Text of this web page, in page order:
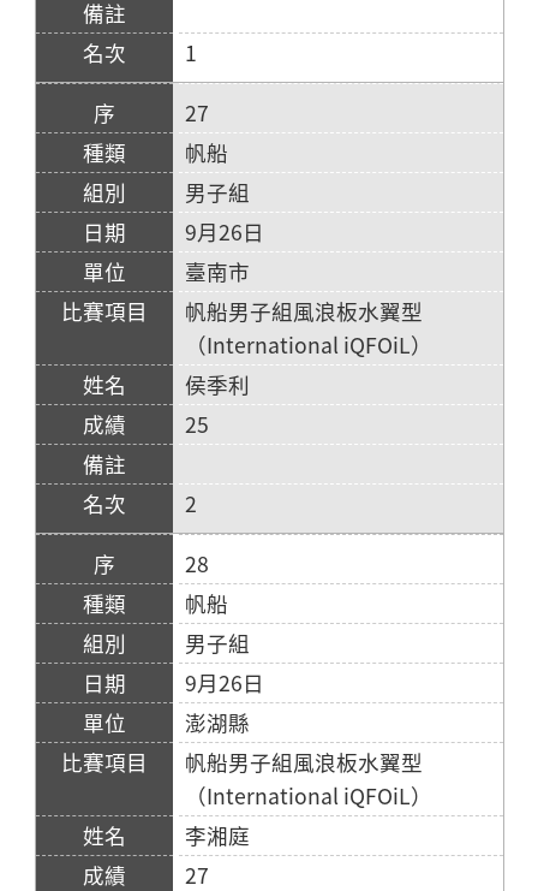
1
27
帆船
男子組
9月26日
臺南市
帆船男子組風浪板水翼型
（International iQFOiL）
侯季利
25
2
28
帆船
男子組
9月26日
澎湖縣
帆船男子組風浪板水翼型
（International iQFOiL）
李湘庭
27